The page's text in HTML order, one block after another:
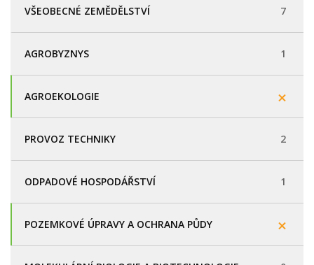
7
VŠEOBECNÉ ZEMĚDĚLSTVÍ
1
AGROBYZNYS
AGROEKOLOGIE
2
PROVOZ TECHNIKY
1
ODPADOVÉ HOSPODÁŘSTVÍ
POZEMKOVÉ ÚPRAVY A OCHRANA PŮDY